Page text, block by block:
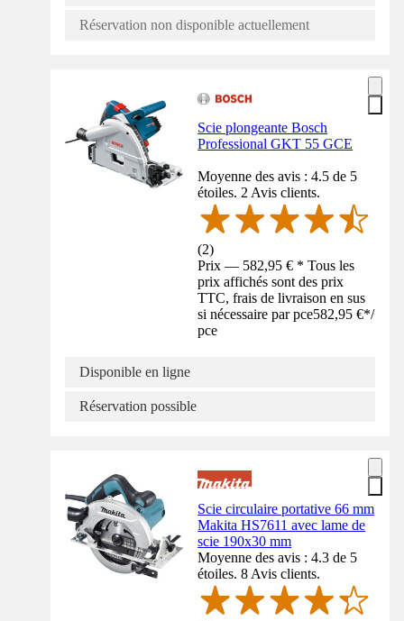
Réservation non disponible actuellement
Scie plongeante Bosch
Professional GKT 55 GCE
Moyenne des avis : 4.5 de 5
étoiles. 2 Avis clients.
(2)
Prix — 582,95 € * Tous les
prix affichés sont des prix
TTC, frais de livraison en sus
si nécessaire par pce582,95 €*/
pce
Disponible en ligne
Réservation possible
Scie circulaire portative 66 mm
Makita HS7611 avec lame de
scie 190x30 mm
Moyenne des avis : 4.3 de 5
étoiles. 8 Avis clients.